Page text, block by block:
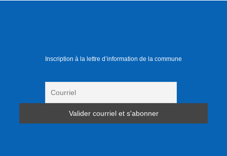
Inscription à la lettre d’information de la commune